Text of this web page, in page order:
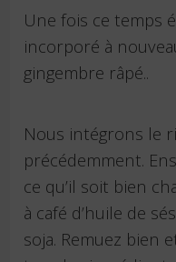
Une fois ce temps
incorporé à
gingembre râpé..
Nous intégrons le
précédemment.
ce qu’il soit bien
à café d’huile de
soja. Remuez bien